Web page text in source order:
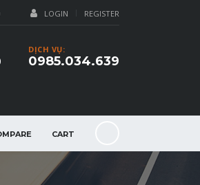
LOGIN REGISTER
DỊCH VỤ:
0985.034.639
CART